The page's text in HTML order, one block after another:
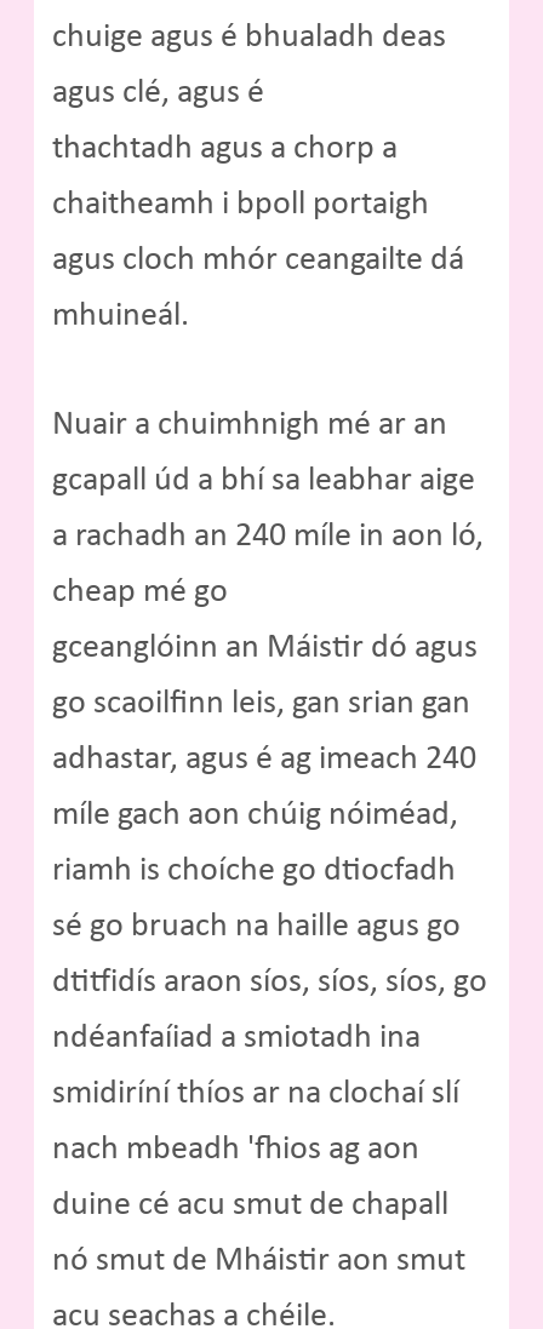
chuige agus é bhualadh deas
agus clé, agus é
thachtadh agus a chorp a
chaitheamh i bpoll portaigh
agus cloch mhór ceangailte dá
mhuineál.
Nuair a chuimhnigh mé ar an
gcapall úd a bhí sa leabhar aige
a rachadh an 240 míle in aon ló,
cheap mé go
gceanglóinn an Máistir dó agus
go scaoilfinn leis, gan srian gan
adhastar, agus é ag imeach 240
míle gach aon chúig nóiméad,
riamh is choíche go dtiocfadh
sé go bruach na haille agus go
dtitfidís araon síos, síos, síos, go
ndéanfaíiad a smiotadh ina
smidiríní thíos ar na clochaí slí
nach mbeadh 'fhios ag aon
duine cé acu smut de chapall
nó smut de Mháistir aon smut
acu seachas a chéile.